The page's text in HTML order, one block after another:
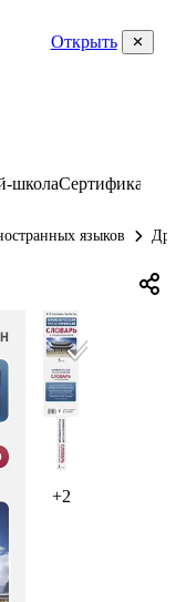
Открыть
школаСертификаты
языков
+2